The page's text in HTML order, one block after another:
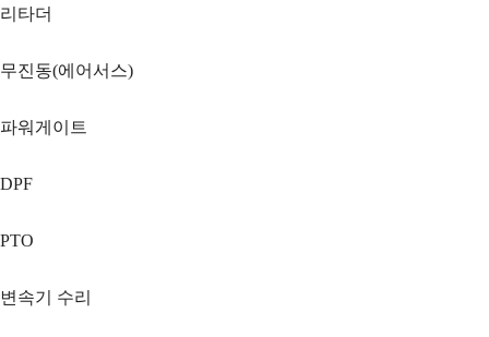
리타더
무진동(에어서스)
파워게이트
DPF
PTO
변속기 수리